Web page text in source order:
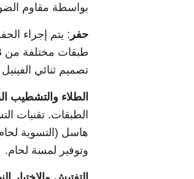
بواسطة مقاوم
حفر
تصميم ثنائي
الطلاء والتشطيب
الطبقات. تقنيات
هاسل (التسوية
وتوفير لمسة لحام.